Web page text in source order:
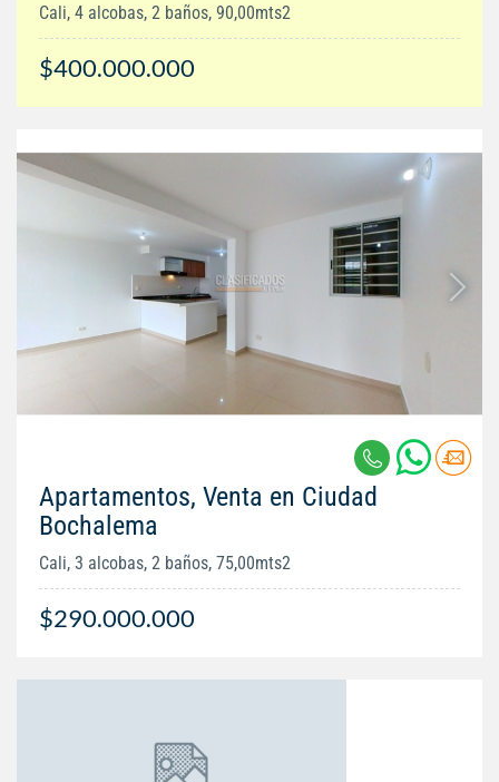
Cali, 4 alcobas, 2 baños, 90,00mts2
$400.000.000
Apartamentos, Venta en Ciudad
Bochalema
Cali, 3 alcobas, 2 baños, 75,00mts2
$290.000.000